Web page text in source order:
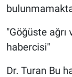
"Göğüste ağrı
habercisi"
Dr. Turan Bu